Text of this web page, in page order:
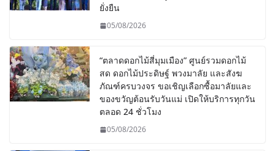
ยั่งยืน
05/08/2026
“ตลาดดอกไม้สี่มุมเมือง” ศูนย์รวมดอกไม้
สด ดอกไม้ประดิษฐ์ พวงมาลัย และสังฆ
ภัณฑ์ครบวงจร ขอเชิญเลือกซื้อมาลัยและ
ของขวัญต้อนรับวันแม่ เปิดให้บริการทุกวัน
ตลอด 24 ชั่วโมง
05/08/2026